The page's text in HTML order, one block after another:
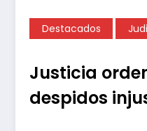
Destacados
Justicia
despidos